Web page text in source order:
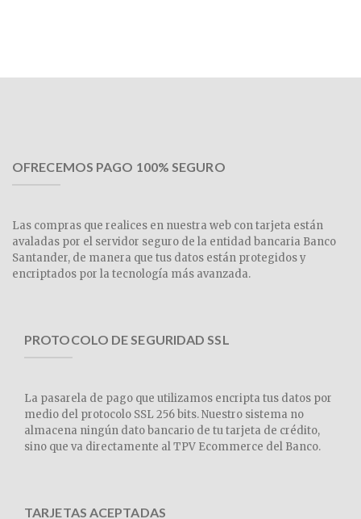
OFRECEMOS PAGO 100% SEGURO
Las compras que realices en nuestra web con tarjeta están
avaladas por el servidor seguro de la entidad bancaria Banco
Santander, de manera que tus datos están protegidos y
encriptados por la tecnología más avanzada.
PROTOCOLO DE SEGURIDAD SSL
La pasarela de pago que utilizamos encripta tus datos por
medio del protocolo SSL 256 bits. Nuestro sistema no
almacena ningún dato bancario de tu tarjeta de crédito,
sino que va directamente al TPV Ecommerce del Banco.
TARJETAS ACEPTADAS